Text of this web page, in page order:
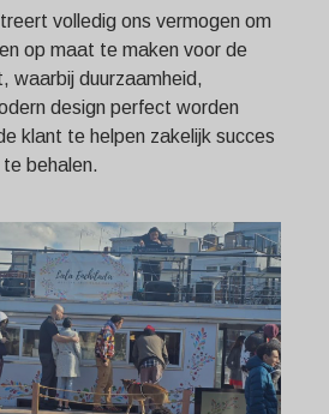
volledig ons vermogen om
op maat te maken voor de
waarbij duurzaamheid,
design perfect worden
klant te helpen zakelijk succes
behalen.
Eesti
Български
Nederlands (België)
हिन्दी
Norsk bokmål